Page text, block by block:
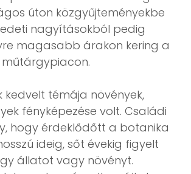
úton közgyűjteményekbe
nagyításokból pedig
magasabb árakon kering a
műtárgypiacon.
kedvelt témája növények,
fényképezése volt. Családi
hogy érdeklődőtt a botanika
ideig, sőt évekig figyelt
állatot vagy növényt.